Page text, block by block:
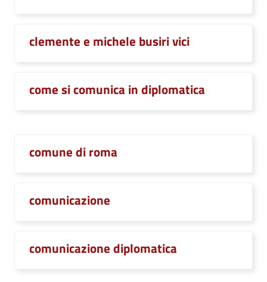
clemente e michele busiri vici
come si comunica in diplomatica
comune di roma
comunicazione
comunicazione diplomatica